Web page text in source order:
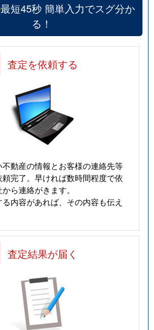
最短45秒 簡単入力でスグ分か
る！
査定を依頼する
動産の情報とお客様の連絡先等
頼完了。早ければ数時間程度で依
ら連絡がきます。
内容があれば、その内容も伝え
査定結果が届く